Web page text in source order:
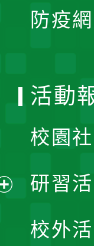
防疫
活動
校園
研習
校外